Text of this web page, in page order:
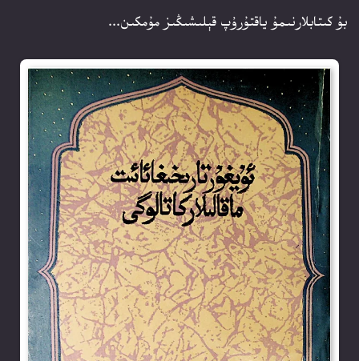
بۇ كىتابلارنىمۇ ياقتۇرۇپ قېلىشىڭىز مۇمكىن...